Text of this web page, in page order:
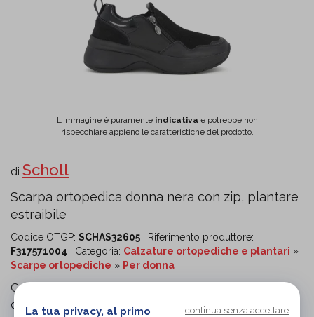
L'immagine è puramente indicativa e potrebbe non
rispecchiare appieno le caratteristiche del prodotto.
di Scholl
Scarpa ortopedica donna nera con zip, plantare
estraibile
Codice OTGP: SCHAS32605 | Riferimento produttore:
F317571004 | Categoria: Calzature ortopediche e plantari »
Scarpe ortopediche » Per donna
Calgary Zip è una calzatura ortopedica per donna dal
design moderno e funzionale, ideale per chi cerca
La tua privacy, al primo
continua senza accettare